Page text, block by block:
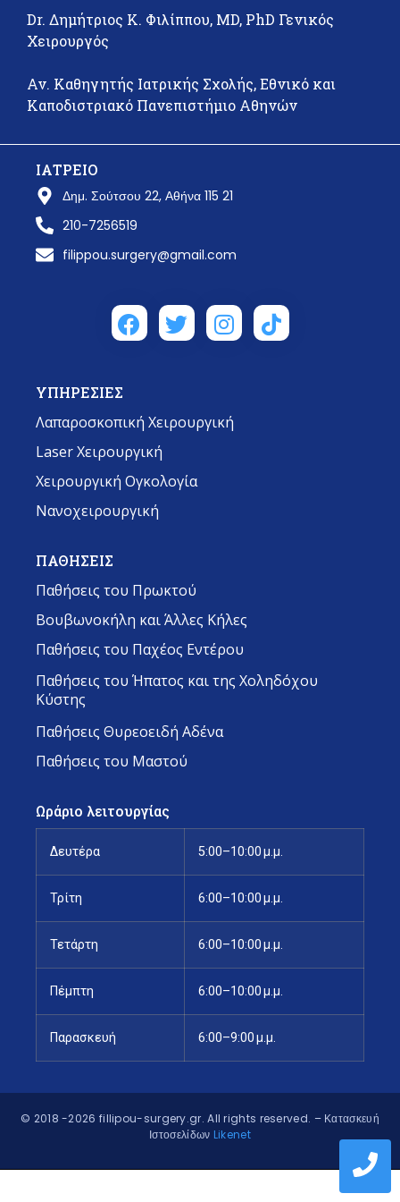
Dr. Δημήτριος Κ. Φιλίππου, MD, PhD Γενικός
Χειρουργός
Αν. Καθηγητής Ιατρικής Σχολής, Εθνικό και
Καποδιστριακό Πανεπιστήμιο Αθηνών
ΙΑΤΡΕΙΟ
Δημ. Σούτσου 22, Αθήνα 115 21
210-7256519
filippou.surgery@gmail.com
ΥΠΗΡΕΣΙΕΣ
Λαπαροσκοπική Χειρουργική
Laser Χειρουργική
Χειρουργική Ογκολογία
Νανοχειρουργική
ΠΑΘΗΣΕΙΣ
Παθήσεις του Πρωκτού
Βουβωνοκήλη και Άλλες Κήλες
Παθήσεις του Παχέος Εντέρου
Παθήσεις του Ήπατος και της Χοληδόχου
Κύστης
Παθήσεις Θυρεοειδή Αδένα
Παθήσεις του Μαστού
Ωράριο λειτουργίας
Δευτέρα 5:00–10:00 μ.μ.
Τρίτη 6:00–10:00 μ.μ.
Τετάρτη 6:00–10:00 μ.μ.
Πέμπτη 6:00–10:00 μ.μ.
Παρασκευή 6:00–9:00 μ.μ.
© 2018 -2026 fillipou-surgery.gr. All rights reserved. – Κατασκευή
Ιστοσελίδων Likenet